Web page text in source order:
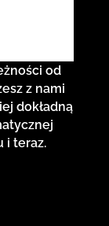
od
z nami
dokładną
i teraz.